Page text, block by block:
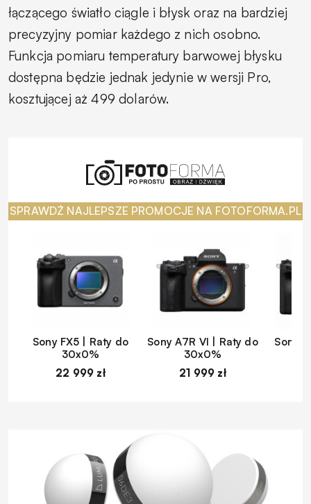
łączącego światło ciągle i błysk oraz na bardziej
precyzyjny pomiar każdego z nich osobno.
Funkcja pomiaru temperatury barwowej błysku
dostępna będzie jednak jedynie w wersji Pro,
kosztującej aż 499 dolarów.
SPRAWDŹ NAJLEPSZE PROMOCJE NA FOTOFORMA.PL
Sony FX5 | Raty do
30x0%
22 999 zł
Sony A7R VI | Raty do
30x0%
21 999 zł
Sony